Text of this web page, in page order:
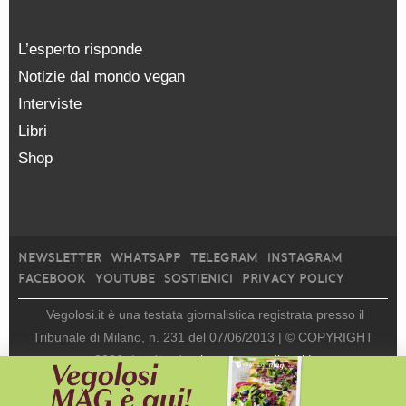
L’esperto risponde
Notizie dal mondo vegan
Interviste
Libri
Shop
NEWSLETTER WHATSAPP TELEGRAM
INSTAGRAM
FACEBOOK
YOUTUBE SOSTIENICI PRIVACY POLICY
Vegolosi.it è una testata giornalistica registrata presso il
Tribunale di Milano, n. 231 del 07/06/2013 | © COPYRIGHT
2026 | edito da viceversa media srl |